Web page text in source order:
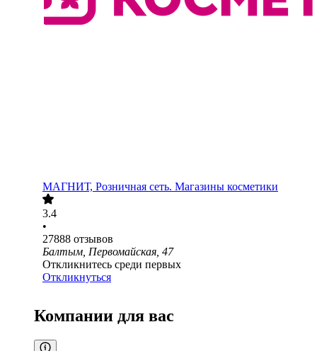
МАГНИТ, Розничная сеть. Магазины косметики
3.4
•
27888 отзывов
Балтым, Первомайская, 47
Откликнитесь среди первых
Откликнуться
Компании для вас